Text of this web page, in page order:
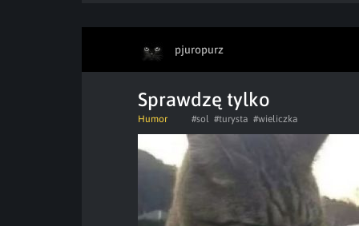
pjuropurz
Sprawdzę tylko
Humor #sol #turysta #wieliczka